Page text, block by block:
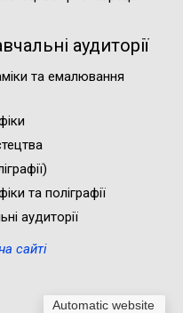
Automatic website
аудиторії
та емалювання
та поліграфії
аудиторії
сайті